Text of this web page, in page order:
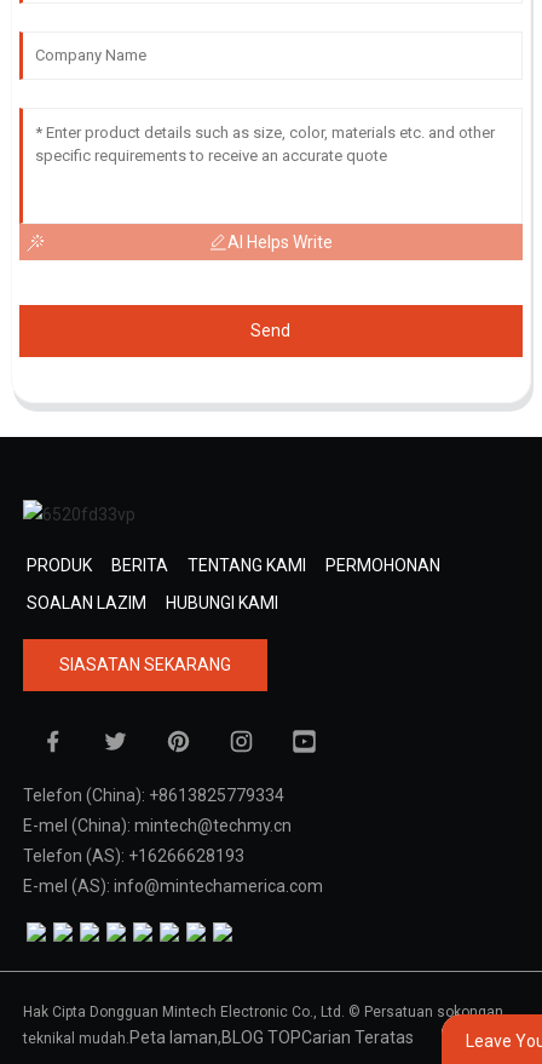
AI Helps Write
Send
PRODUK BERITA TENTANG KAMI
PERMOHONAN
SOALAN LAZIM
HUBUNGI KAMI
SIASATAN SEKARANG
Telefon (China): +8613825779334
E-mel (China): mintech@techmy.cn
Telefon (AS): +16266628193
E-mel (AS): info@mintechamerica.com
Hak Cipta Dongguan Mintech Electronic Co., Ltd. © Persatuan sokongan
teknikal mudah. Peta laman,BLOG TOPCarian Teratas Leave